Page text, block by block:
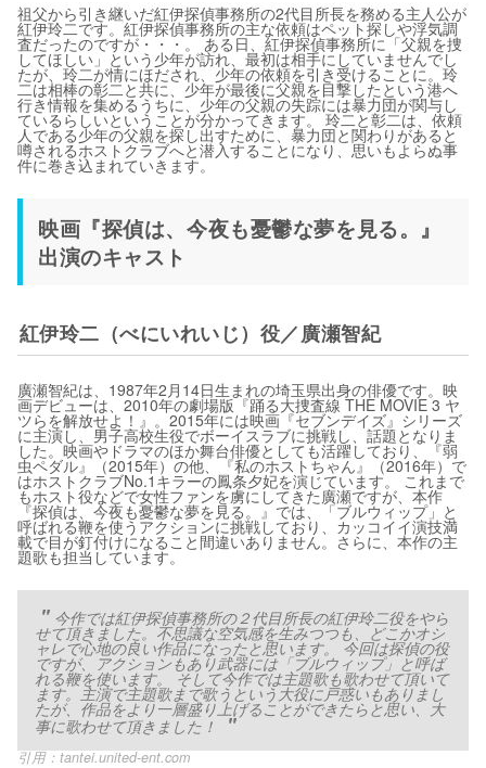
祖父から引き継いだ紅伊探偵事務所の2代目所長を務める主人公が
紅伊玲二です。紅伊探偵事務所の主な依頼はペット探しや浮気調
査だったのですが・・・。 ある日、紅伊探偵事務所に「父親を捜
してほしい」という少年が訪れ、最初は相手にしていませんでし
たが、玲二が情にほだされ、少年の依頼を引き受けることに。玲
二は相棒の彰二と共に、少年が最後に父親を目撃したという港へ
行き情報を集めるうちに、少年の父親の失踪には暴力団が関与し
ているらしいということが分かってきます。 玲二と彰二は、依頼
人である少年の父親を探し出すために、暴力団と関わりがあると
噂されるホストクラブへと潜入することになり、思いもよらぬ事
件に巻き込まれていきます。
映画『探偵は、今夜も憂鬱な夢を見る。』
出演のキャスト
紅伊玲二（べにいれいじ）役／廣瀬智紀
廣瀬智紀は、1987年2月14日生まれの埼玉県出身の俳優です。映
画デビューは、2010年の劇場版『踊る大捜査線 THE MOVIE 3 ヤ
ツらを解放せよ！』。2015年には映画『セブンデイズ』シリーズ
に主演し、男子高校生役でボーイスラブに挑戦し、話題となりま
した。映画やドラマのほか舞台俳優としても活躍しており、『弱
虫ペダル』（2015年）の他、『私のホストちゃん』（2016年）で
はホストクラブNo.1キラーの鳳条夕妃を演じています。 これまで
もホスト役などで女性ファンを虜にしてきた廣瀬ですが、本作
『探偵は、今夜も憂鬱な夢を見る。』では、「ブルウィップ」と
呼ばれる鞭を使うアクションに挑戦しており、カッコイイ演技満
載で目が釘付けになること間違いありません。さらに、本作の主
題歌も担当しています。
今作では紅伊探偵事務所の２代目所長の紅伊玲二役をやら
せて頂きました。不思議な空気感を生みつつも、どこかオシ
ャレで心地の良い作品になったと思います。 今回は探偵の役
ですが、アクションもあり武器には「ブルウィップ」と呼ば
れる鞭を使います。 そして今作では主題歌も歌わせて頂いて
ます。主演で主題歌まで歌うという大役に戸惑いもありまし
たが、作品をより一層盛り上げることができたらと思い、大
事に歌わせて頂きました！
引用：tantei.united-ent.com